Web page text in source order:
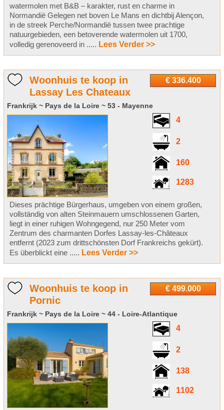
watermolen met B&B – karakter, rust en charme in
Normandië Gelegen net boven Le Mans en dichtbij Alençon,
in de streek Perche/Normandië tussen twee prachtige
natuurgebieden, een betoverende watermolen uit 1700,
volledig gerenoveerd in ..... Lees Verder >>
€ 336.400
Woonhuis te koop in
Lassay Les Chateaux
Frankrijk ~ Pays de la Loire ~ 53 - Mayenne
4
2
160
1283
Dieses prächtige Bürgerhaus, umgeben von einem großen,
vollständig von alten Steinmauern umschlossenen Garten,
liegt in einer ruhigen Wohngegend, nur 250 Meter vom
Zentrum des charmanten Dorfes Lassay-les-Châteaux
entfernt (2023 zum drittschönsten Dorf Frankreichs gekürt).
Es überblickt eine ..... Lees Verder >>
€ 499.000
Woonhuis te koop in
Pornic
Frankrijk ~ Pays de la Loire ~ 44 - Loire-Atlantique
4
2
138
1102